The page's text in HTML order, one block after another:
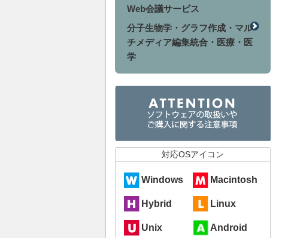
Web会議サービス
分子生物学・グラフ作成・マル
チメディア編集統合・医療・医
学
対応OSアイコン
Windows Macintosh
Hybrid Linux
Unix Android